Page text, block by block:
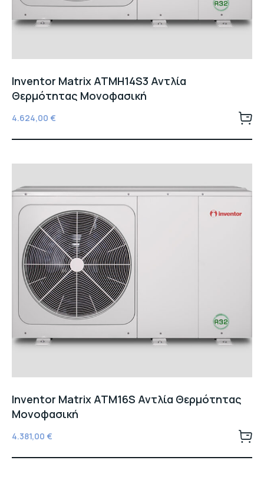
Inventor Matrix ATMH14S3 Αντλία
Θερμότητας Μονοφασική
4.624,00 €
Inventor Matrix ATM16S Αντλία Θερμότητας
Μονοφασική
4.381,00 €